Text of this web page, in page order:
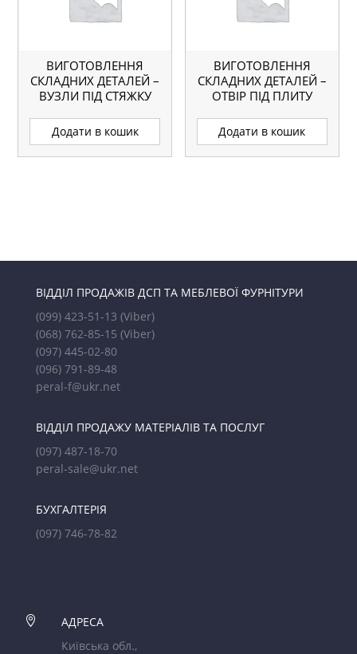
ВИГОТОВЛЕННЯ
СКЛАДНИХ ДЕТАЛЕЙ –
ВУЗЛИ ПІД СТЯЖКУ
Додати в кошик
ВИГОТОВЛЕННЯ
СКЛАДНИХ ДЕТАЛЕЙ –
ОТВІР ПІД ПЛИТУ
Додати в кошик
ВІДДІЛ ПРОДАЖІВ ДСП ТА МЕБЛЕВОЇ ФУРНІТУРИ
(099) 423-51-13 (Viber)
(068) 762-85-15 (Viber)
(097) 445-02-80
(096) 791-89-48
peral-f@ukr.net
ВІДДІЛ ПРОДАЖУ МАТЕРІАЛІВ ТА ПОСЛУГ
(097) 487-18-70
peral-sale@ukr.net
БУХГАЛТЕРІЯ
(097) 746-78-82

АДРЕСА
Київська обл.,